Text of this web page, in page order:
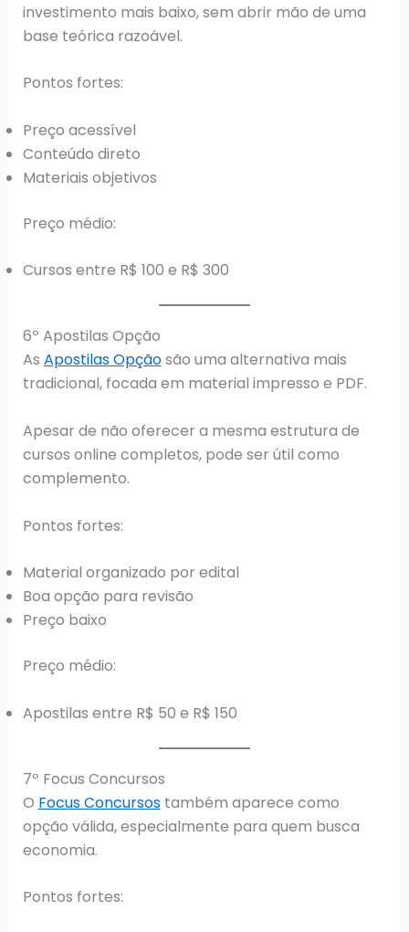
investimento mais baixo, sem abrir mão de uma
base teórica razoável.
Pontos fortes:
Preço acessível
Conteúdo direto
Materiais objetivos
Preço médio:
Cursos entre R$ 100 e R$ 300
6º Apostilas Opção
As Apostilas Opçãosão uma alternativa mais
tradicional, focada em material impresso e PDF.
Apesar de não oferecer a mesma estrutura de
cursos online completos, pode ser útil como
complemento.
Pontos fortes:
Material organizado por edital
Boa opção para revisão
Preço baixo
Preço médio:
Apostilas entre R$ 50 e R$ 150
7º Focus Concursos
O Focus Concursostambém aparece como
opção válida, especialmente para quem busca
economia.
Pontos fortes: